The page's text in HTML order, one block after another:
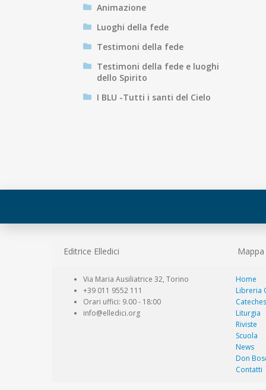
Animazione
Luoghi della fede
Testimoni della fede
Testimoni della fede e luoghi
dello Spirito
I BLU -Tutti i santi del Cielo
Editrice Elledici
Via Maria Ausiliatrice 32, Torino
+39 011 9552 111
Orari uffici: 9.00 - 18:00
info@elledici.org
Home
Libreria
Liturgia
Riviste
Scuola
News
Don
Contatti